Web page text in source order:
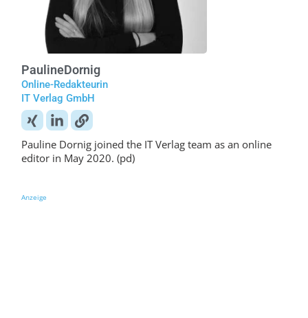
PaulineDornig
Online-Redakteurin
IT Verlag GmbH
Pauline Dornig joined the IT Verlag team as an online
editor in May 2020. (pd)
Anzeige